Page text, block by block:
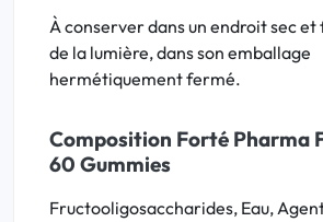
À conserver dans un endroit sec
de la lumière, dans son emballage
hermétiquement fermé.
Composition Forté Pharma
60 Gummies
Fructooligosaccharides, Eau,